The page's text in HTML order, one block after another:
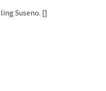
Suseno. []